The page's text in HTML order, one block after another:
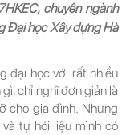
chuyên ngành
Đại học Xây dựng Hà
đại học với rất nhiều
chỉ nghĩ đơn giản là
cho gia đình. Nhưng
tự hỏi liệu mình có